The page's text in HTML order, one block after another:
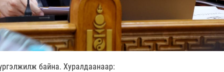
байна. Хуралдаанаар: